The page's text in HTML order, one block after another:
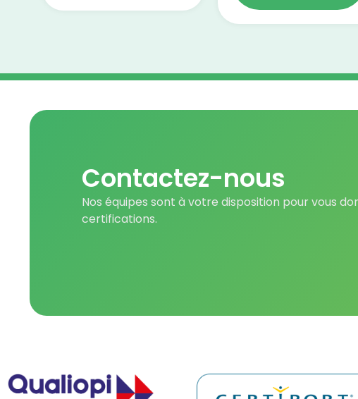
Contactez-nous
Nos équipes sont à votre disposition pour vous
certifications.